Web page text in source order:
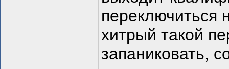
переключиться
хитрый такой
запаниковать,